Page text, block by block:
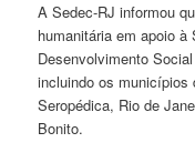
A Sedec-RJ informou
humanitária em apoio
Desenvolvimento
incluindo os municípios
Seropédica, Rio de
Bonito.